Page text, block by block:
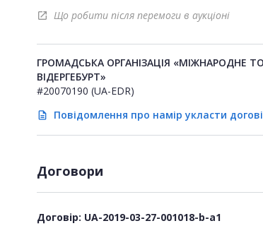
open_in_new Що робити після перемоги в аукціоні
ГРОМАДСЬКА ОРГАНІЗАЦІЯ «МІЖНАРОДНЕ
ВІДЕРГЕБУРТ»
#20070190 (UA-EDR)
description Повідомлення про намір укласти
Договори
Договір: UA-2019-03-27-001018-b-a1